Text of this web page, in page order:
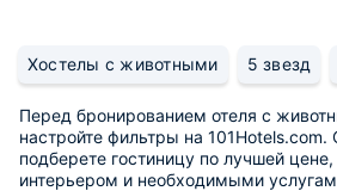
Хостелы с животными 5 звезд
Перед бронированием отеля с
настройте фильтры на
подберете гостиницу по лучшей
интерьером и необходимыми